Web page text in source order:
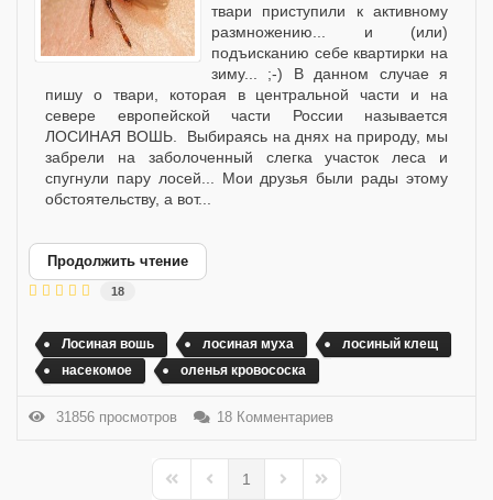
твари приступили к активному
размножению... и (или)
подъисканию себе квартирки на
зиму... ;-) В данном случае я
пишу о твари, которая в центральной части и на
севере европейской части России называется
ЛОСИНАЯ ВОШЬ. Выбираясь на днях на природу, мы
забрели на заболоченный слегка участок леса и
спугнули пару лосей... Мои друзья были рады этому
обстоятельству, а вот...
Продолжить чтение
18
Лосиная вошь лосиная муха
лосиный клещ
насекомое
оленья кровососка
31856 просмотров 18 Комментариев
First PagePrevious Page
1
Next PageLast Page